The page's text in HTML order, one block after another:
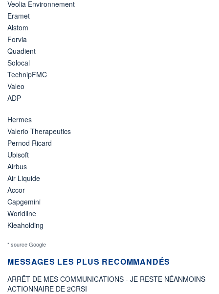
Veolia Environnement
Eramet
Alstom
Forvia
Quadient
Solocal
TechnipFMC
Valeo
ADP
Hermes
Valerio Therapeutics
Pernod Ricard
Ubisoft
Airbus
Air Liquide
Accor
Capgemini
Worldline
Kleaholding
* source Google
MESSAGES LES PLUS RECOMMANDÉS
ARRÊT DE MES COMMUNICATIONS - JE RESTE NÉANMOINS
ACTIONNAIRE DE 2CRSI